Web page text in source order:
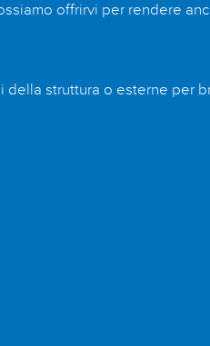
offrirvi per rendere
della struttura o esterne per